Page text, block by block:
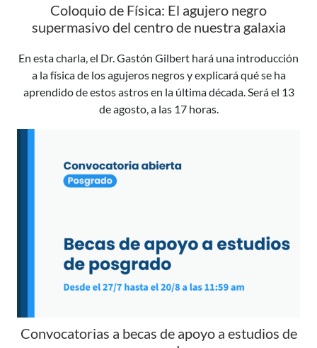
Coloquio de Física: El agujero negro
supermasivo del centro de nuestra galaxia
En esta charla, el Dr. Gastón Gilbert hará una introducción
a la física de los agujeros negros y explicará qué se ha
aprendido de estos astros en la última década. Será el 13
de agosto, a las 17 horas.
Convocatorias a becas de apoyo a estudios de